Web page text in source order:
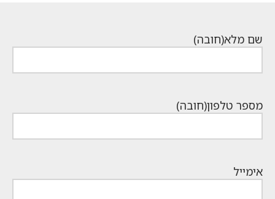
שם מלא(חובה)
מספר טלפון(חובה)
אימייל